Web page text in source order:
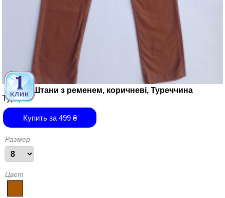
Штани з ременем, коричневі, Туреччина
Турция
Купить за 499₴
Размер
Цвет